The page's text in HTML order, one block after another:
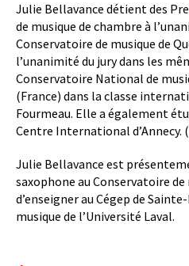
Julie Bellavance détient des
de musique de chambre à
Conservatoire de musique de
l’unanimité du jury dans les
Conservatoire National de
(France) dans la classe
Fourmeau. Elle a également
Centre International d’Annecy.
Julie Bellavance est
saxophone au Conservatoire de
d’enseigner au Cégep de
musique de l’Université Laval.